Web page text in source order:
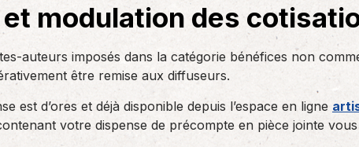
modulation des
auteurs imposés dans la catégorie bénéfices non
être remise aux diffuseurs.
est d’ores et déjà disponible depuis l’espace en ligne
votre dispense de précompte en pièce jointe